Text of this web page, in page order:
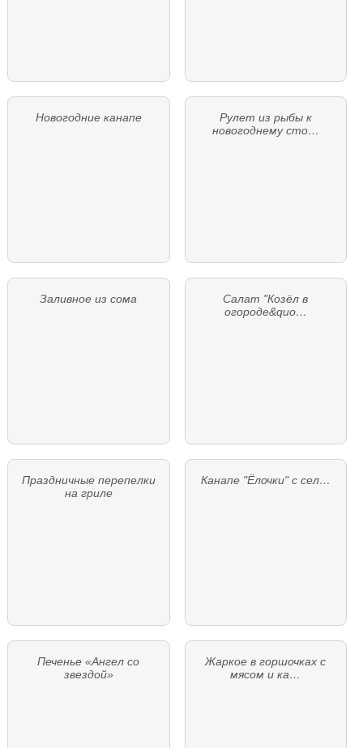
Новогодние канапе
Рулет из рыбы к
новогоднему сто…
Заливное из сома
Салат "Козёл в
огороде&quo…
Праздничные перепелки
на гриле
Канапе "Ёлочки" с сел…
Печенье «Ангел со
звездой»
Жаркое в горшочках с
мясом и ка…